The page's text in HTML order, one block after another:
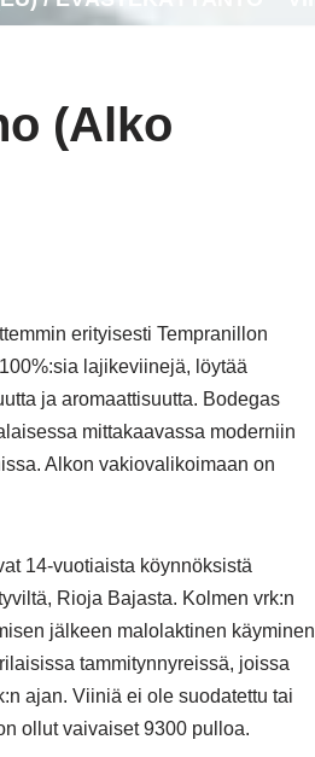
(Alko
erityisesti Tempranillon
lajikeviinejä, löytää
ja aromaattisuutta. Bodegas
mittakaavassa moderniin
Alkon vakiovalikoimaan on
14-vuotiaista köynnöksistä
Rioja Bajasta. Kolmen vrk:n
jälkeen malolaktinen käyminen
tammitynnyreissä, joissa
ajan. Viiniä ei ole suodatettu tai
ollut vaivaiset 9300 pulloa.